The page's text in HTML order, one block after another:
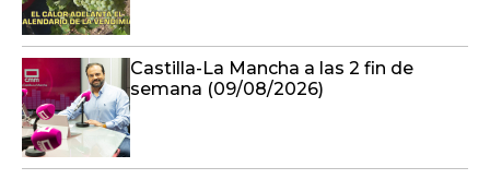
Castilla-La Mancha a las 2 fin de
semana (09/08/2026)